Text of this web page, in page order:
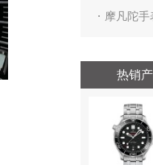
摩凡陀
热销